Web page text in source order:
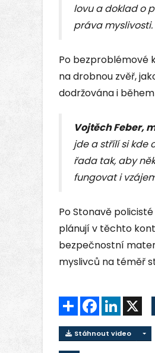
lovu a doklad o
práva myslivosti.
Po bezproblémové
na drobnou zvěř,
dodržována i
Vojtěch Feber,
jde a střílí si kde
řada tak, aby
fungovat i
Po Stonavě
plánují v těchto
bezpečnostní
myslivců na téměř
Sdílet FacebookLinkedIn
Stáhnout video